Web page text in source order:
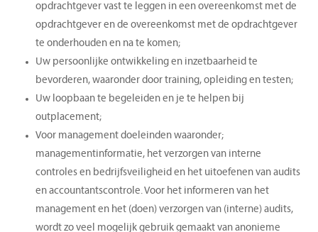
opdrachtgever vast te leggen in een overeenkomst met de
opdrachtgever en de overeenkomst met de opdrachtgever
te onderhouden en na te komen;
Uw persoonlijke ontwikkeling en inzetbaarheid te
bevorderen, waaronder door training, opleiding en testen;
Uw loopbaan te begeleiden en je te helpen bij
outplacement;
Voor management doeleinden waaronder;
managementinformatie, het verzorgen van interne
controles en bedrijfsveiligheid en het uitoefenen van audits
en accountantscontrole. Voor het informeren van het
management en het (doen) verzorgen van (interne) audits,
wordt zo veel mogelijk gebruik gemaakt van anonieme